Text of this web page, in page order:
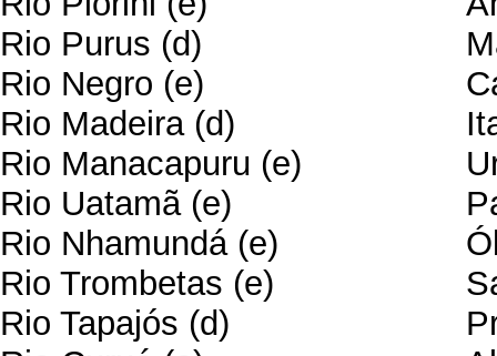
Rio Purus (d)
Rio Negro (e)
Rio Madeira (d)
Rio Manacapuru (e)
Rio Uatamã (e)
Rio Nhamundá (e)
Rio Trombetas (e)
Rio Tapajós (d)